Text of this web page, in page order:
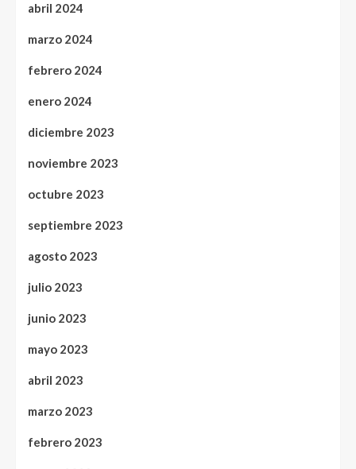
abril 2024
marzo 2024
febrero 2024
enero 2024
diciembre 2023
noviembre 2023
octubre 2023
septiembre 2023
agosto 2023
julio 2023
junio 2023
mayo 2023
abril 2023
marzo 2023
febrero 2023